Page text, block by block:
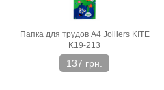
Папка для трудов A4 Jolliers KITE
K19-213
137 грн.